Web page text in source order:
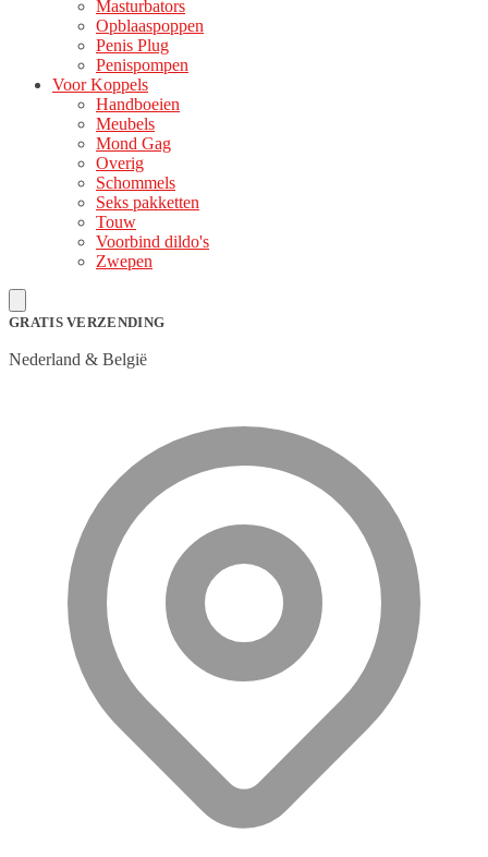
Masturbators
Opblaaspoppen
Penis Plug
Penispompen
Voor Koppels
Handboeien
Meubels
Mond Gag
Overig
Schommels
Seks pakketten
Touw
Voorbind dildo's
Zwepen
GRATIS VERZENDING
Nederland & België